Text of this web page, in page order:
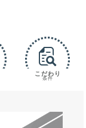
こだわり
条件